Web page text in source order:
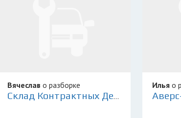
Вячеслав о разборке
Склад Контрактных Деталей 78
Илья о